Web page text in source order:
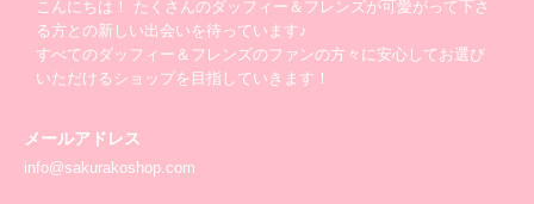
こんにちは！ たくさんのダッフィー＆フレンズが可愛がって下さ
る方との新しい出会いを待っています♪
すべてのダッフィー＆フレンズのファンの方々に安心してお選び
いただけるショップを目指していきます！
メールアドレス
info@sakurakoshop.com